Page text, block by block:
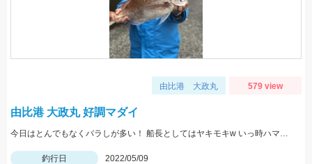
由比港 大政丸 579 view
由比港 大政丸 好調マダイ
今日はとんでもなくバラしが多い！ 船長としてはヤキモキw いっ時ハマった流しでバタバタタイム バラし20回以上！
釣行日
2022/05/09